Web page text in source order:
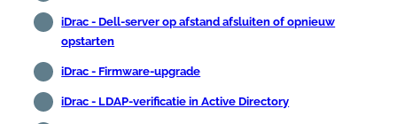
iDrac - Dell-server op afstand afsluiten of opnieuw
opstarten
iDrac - Firmware-upgrade
iDrac - LDAP-verificatie in Active Directory